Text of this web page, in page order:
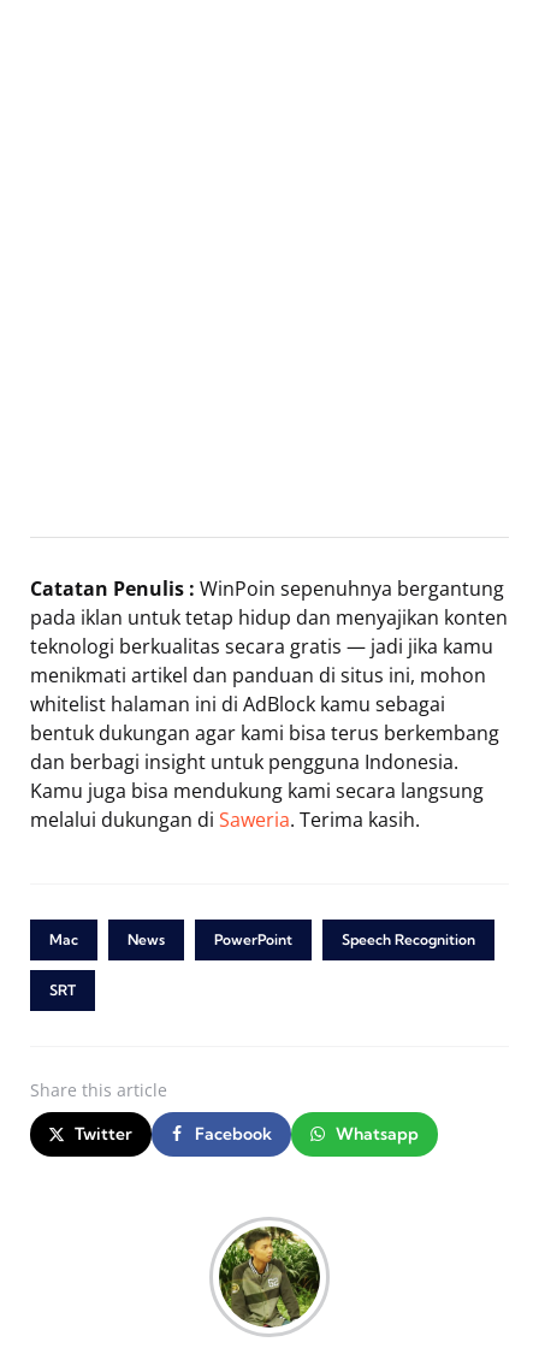
Catatan Penulis : WinPoin sepenuhnya bergantung
pada iklan untuk tetap hidup dan menyajikan konten
teknologi berkualitas secara gratis — jadi jika kamu
menikmati artikel dan panduan di situs ini, mohon
whitelist halaman ini di AdBlock kamu sebagai
bentuk dukungan agar kami bisa terus berkembang
dan berbagi insight untuk pengguna Indonesia.
Kamu juga bisa mendukung kami secara langsung
melalui dukungan di Saweria. Terima kasih.
Mac News PowerPoint Speech Recognition
SRT
Share this article
Twitter Facebook Whatsapp